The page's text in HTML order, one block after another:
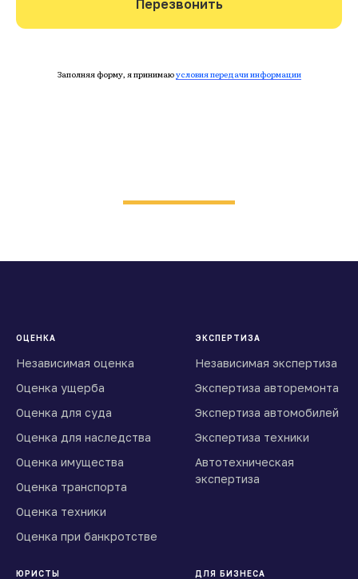
Перезвонить
Заполняя форму, я принимаюусловия передачи информации
ОЦЕНКА
Независимая оценка
Оценка ущерба
Оценка для суда
Оценка для наследства
Оценка имущества
Оценка транспорта
Оценка техники
Оценка при банкротстве
ЭКСПЕРТИЗА
Независимая экспертиза
Экспертиза авторемонта
Экспертиза автомобилей
Экспертиза техники
Автотехническая
экспертиза
ЮРИСТЫ ДЛЯ БИЗНЕСА